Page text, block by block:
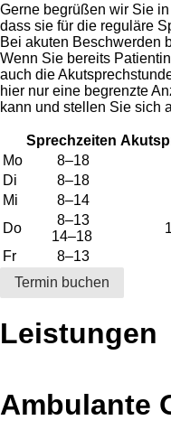
Gerne begrüßen wir Sie
dass sie für die reguläre
Bei akuten Beschwerden
Wenn Sie bereits
auch die
hier nur eine begrenzte
kann und stellen Sie sich
Sprechzeiten
Mo
8–18
Di
8–18
Mi
8–14
Do
8–13
14–18
Fr
8–13
Termin buchen
Leistungen
Ambulante